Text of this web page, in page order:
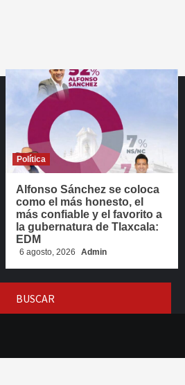
Política
Alfonso Sánchez se coloca
como el más honesto, el
más confiable y el favorito a
la gubernatura de Tlaxcala:
EDM
6 agosto, 2026 Admin